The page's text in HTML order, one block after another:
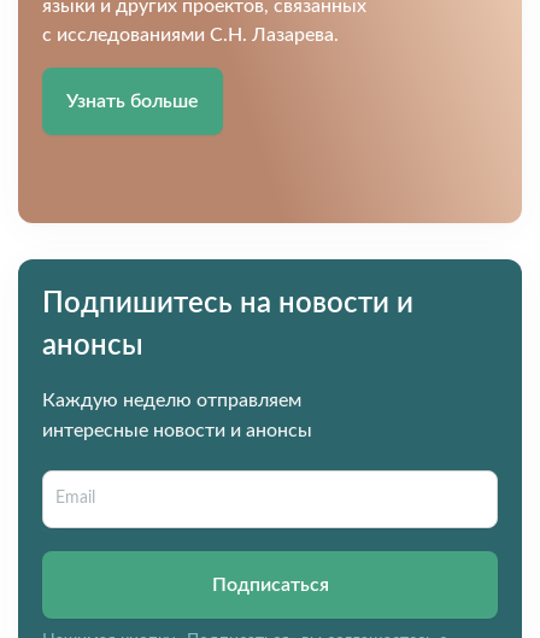
языки и других проектов, связанных
с исследованиями С.Н. Лазарева.
Узнать больше
Подпишитесь на новости и
анонсы
Каждую неделю отправляем
интересные новости и анонсы
Подписаться